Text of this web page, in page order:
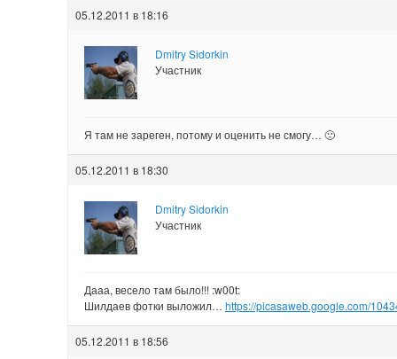
05.12.2011 в 18:16
Dmitry Sidorkin
Участник
Я там не зареген, потому и оценить не смогу… 🙁
05.12.2011 в 18:30
Dmitry Sidorkin
Участник
Дааа, весело там было!!! :w00t:
Шилдаев фотки выложил… https://picasaweb.google.com/
05.12.2011 в 18:56